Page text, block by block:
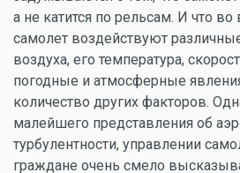
а не катится по рельсам. И что
самолет воздействуют
воздуха, его температура,
погодные и атмосферные
количество других факторов.
малейшего представления об
турбулентности, управлении
граждане очень смело